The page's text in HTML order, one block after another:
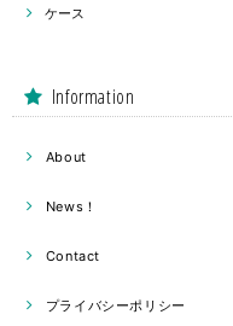
ケース
Information
About
News！
Contact
プライバシーポリシー